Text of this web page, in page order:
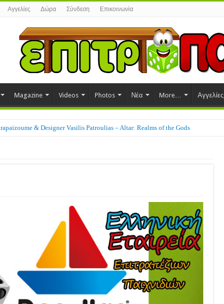
Αγγελίες Δώρα Σύνδεση Επικοινωνία
Magazine Videos Photos Νέα More… Αγγελίες
& Designer Vasilis Patroulias – Altar: Realms of the Gods